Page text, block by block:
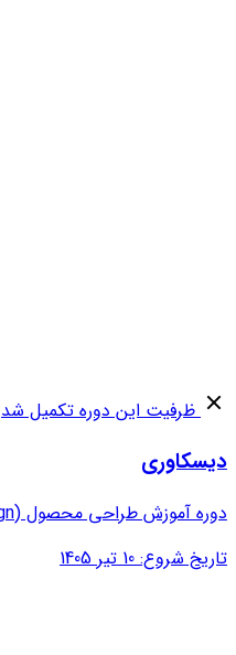
ظرفیت این دوره تکمیل شد
دیسکاوری
دوره آموزش طراحی محصول (Prdouct Design) جامع
تاریخ شروع: 10 تیر 1405